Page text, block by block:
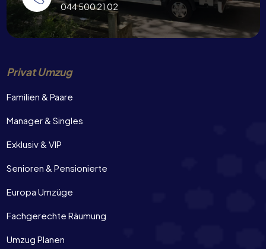
044 500 21 02
Privat Umzug
Familien & Paare
Manager & Singles
Exklusiv & VIP
Senioren & Pensionierte
Europa Umzüge
Fachgerechte Räumung
Umzug Planen